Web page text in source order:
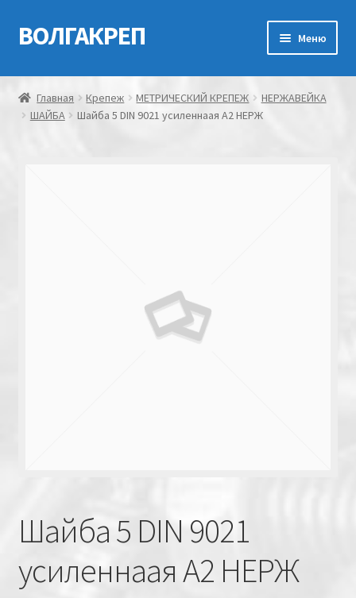
Перейти
к
Перейти
к
ВОЛГАКРЕП Меню
Главная
Контакты
Главная Крепеж МЕТРИЧЕСКИЙ КРЕПЕЖ
НЕРЖАВЕЙКА
ШАЙБА
Шайба 5 DIN 9021 усиленнаая А2 НЕРЖ
Шайба 5 DIN 9021
усиленнаая А2 НЕРЖ